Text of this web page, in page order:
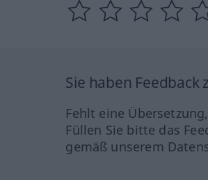
Sie haben
Fehlt eine
Füllen Sie bitte das
gemäß unserem